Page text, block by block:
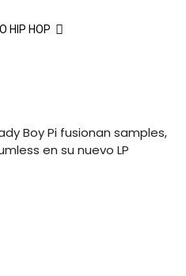
HIP HOP
Boy Pi fusionan samples,
en su nuevo LP